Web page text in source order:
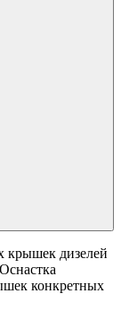
крышек дизелей
конкретных